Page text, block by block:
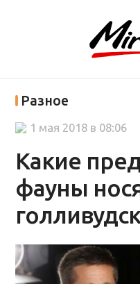
Разное
Какие
фауны
1 мая 2018 в 08:06